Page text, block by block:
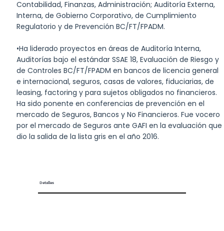
Contabilidad, Finanzas, Administración; Auditoría Externa,
Interna, de Gobierno Corporativo, de Cumplimiento
Regulatorio y de Prevención BC/FT/FPADM.
•Ha liderado proyectos en áreas de Auditoría Interna,
Auditorías bajo el estándar SSAE 18, Evaluación de Riesgo y
de Controles BC/FT/FPADM en bancos de licencia general
e internacional, seguros, casas de valores, fiduciarias, de
leasing, factoring y para sujetos obligados no financieros.
Ha sido ponente en conferencias de prevención en el
mercado de Seguros, Bancos y No Financieros. Fue vocero
por el mercado de Seguros ante GAFI en la evaluación que
dio la salida de la lista gris en el año 2016.
Detalles